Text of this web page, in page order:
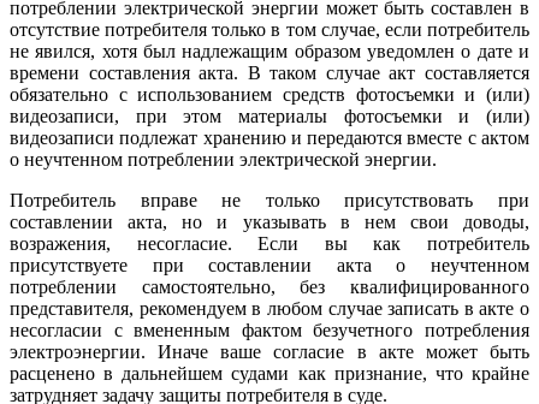
потреблении электрической энергии может быть составлен в
отсутствие потребителя только в том случае, если потребитель
не явился, хотя был надлежащим образом уведомлен о дате и
времени составления акта. В таком случае акт составляется
обязательно с использованием средств фотосъемки и (или)
видеозаписи, при этом материалы фотосъемки и (или)
видеозаписи подлежат хранению и передаются вместе с актом
о неучтенном потреблении электрической энергии.
Потребитель вправе не только присутствовать при
составлении акта, но и указывать в нем свои доводы,
возражения, несогласие. Если вы как потребитель
присутствуете при составлении акта о неучтенном
потреблении самостоятельно, без квалифицированного
представителя, рекомендуем в любом случае записать в акте о
несогласии с вмененным фактом безучетного потребления
электроэнергии. Иначе ваше согласие в акте может быть
расценено в дальнейшем судами как признание, что крайне
затрудняет задачу защиты потребителя в суде.